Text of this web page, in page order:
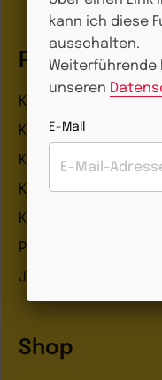
Portal
Kita-Impulse
Kita-Erzieherin
Kita-Leitung
Kita-Alltag
Kita-Feste
Podcasts
Jobbörse
Shop
kann ich diese
ausschalten.
Weiterführende
unseren
E-Mail